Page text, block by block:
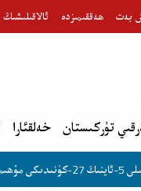
ئالاقىلىشىڭ ھەققىمىزدە بەت
خەلقئارا تۈركىستان